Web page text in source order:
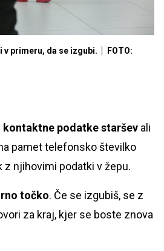
primeru, da se izgubi.
FOTO:
kontaktne podatke staršev ali
pamet telefonsko številko
z njihovimi podatki v žepu.
točko. Če se izgubiš, se z
za kraj, kjer se boste znova